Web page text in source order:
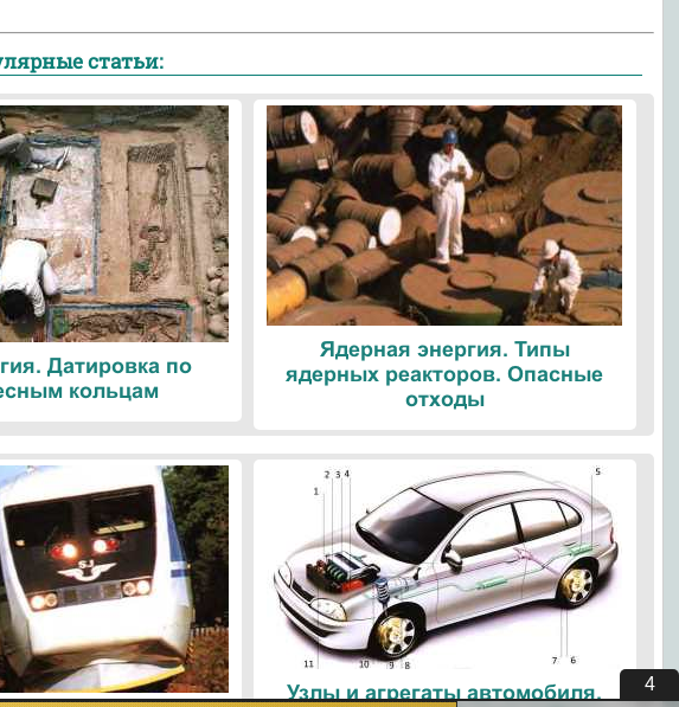
статьи:
Датировка по
кольцам
Ядерная энергия. Типы
ядерных реакторов. Опасные
отходы
Узлы и агрегаты автомобиля.
4